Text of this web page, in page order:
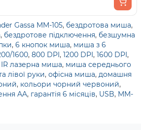
Gassa MM-105, бездротова миша,
, бездротове підключення, безшумна
, 6 кнопок миша, миша з 6
1600, 800 DPI, 1200 DPI, 1600 DPI,
IR лазерна миша, миша середнього
лівої руки, офісна миша, домашня
, кольори чорний червоний,
AA, гарантія 6 місяців, USB, MM-